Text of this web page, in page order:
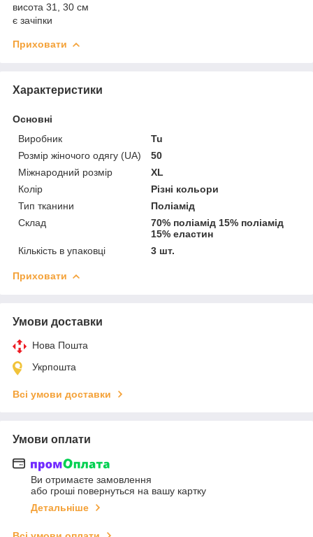
висота 31, 30 см
є зачіпки
Приховати
Характеристики
Основні
Виробник
Tu
Розмір жіночого одягу (UA)
50
Міжнародний розмір
XL
Колір
Різні кольори
Тип тканини
Поліамід
Склад
70% поліамід 15% поліамід
15% еластин
Кількість в упаковці
3 шт.
Приховати
Умови доставки
Нова Пошта
Укрпошта
Всі умови доставки
Умови оплати
Ви отримаєте замовлення
або гроші повернуться на вашу картку
Детальніше